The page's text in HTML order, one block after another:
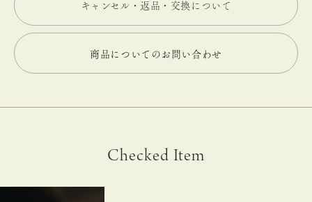
キャンセル・返品・交換について
商品についてのお問い合わせ
Checked Item